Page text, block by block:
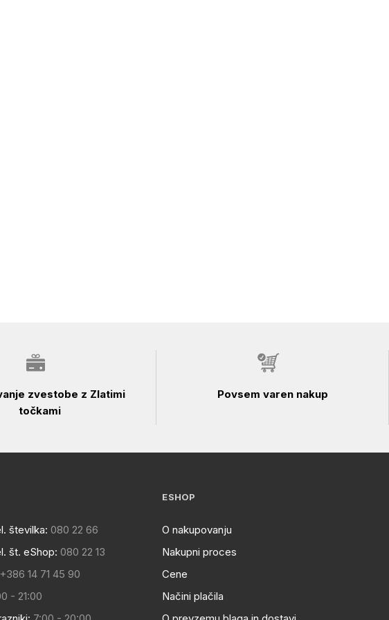
zvestobe z Zlatimi
točkami
Povsem varen nakup
številka: 080 22 66
št. eShop: 080 22 13
+386 14 71 45 90
- 21:00
ESHOP
O nakupovanju
Nakupni proces
Cene
Načini plačila